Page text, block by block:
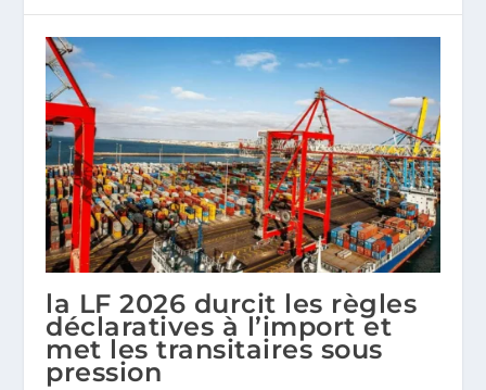
la LF 2026 durcit les règles
déclaratives à l’import et
met les transitaires sous
pression